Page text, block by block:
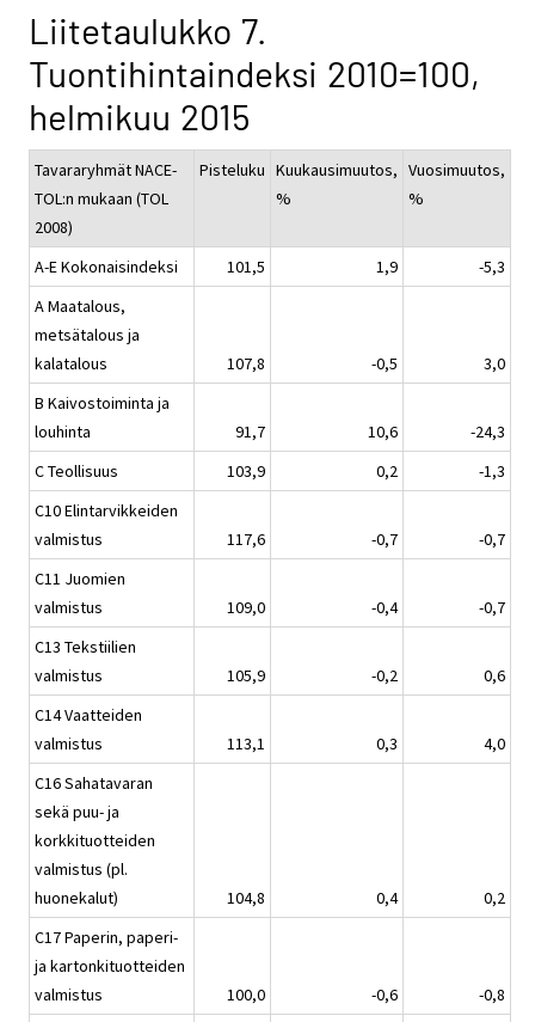
Liitetaulukko 7.
Tuontihintaindeksi 2010=100,
helmikuu 2015
Tavararyhmät NACE-
TOL:n mukaan (TOL
2008)
Pisteluku Kuukausimuutos,
%
Vuosimuutos,
%
A-E Kokonaisindeksi 101,5 1,9
-5,3
A Maatalous,
metsätalous ja
kalatalous
107,8 -0,5
3,0
B Kaivostoiminta ja
louhinta
91,7 10,6
-24,3
C Teollisuus
103,9 0,2
-1,3
C10 Elintarvikkeiden
valmistus
117,6 -0,7
-0,7
C11 Juomien
valmistus
109,0 -0,4
-0,7
C13 Tekstiilien
valmistus
105,9 -0,2
0,6
C14 Vaatteiden
valmistus
113,1 0,3
4,0
C16 Sahatavaran
sekä puu- ja
korkkituotteiden
valmistus (pl.
huonekalut)
104,8 0,4
0,2
C17 Paperin, paperi-
ja kartonkituotteiden
valmistus
100,0 -0,6
-0,8